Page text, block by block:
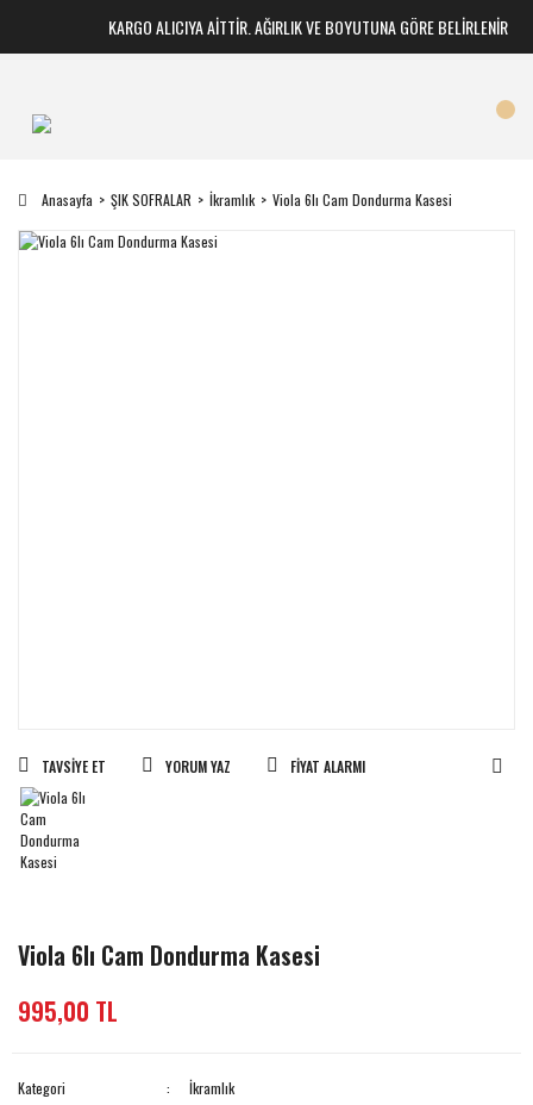
KARGO ALICIYA AİTTİR. AĞIRLIK VE BOYUTUNA GÖRE BELİRLENİR
Anasayfa ŞIK SOFRALAR İkramlık Viola 6lı Cam Dondurma Kasesi
TAVSIYE ET YORUM YAZ FIYAT ALARMI
Viola 6lı Cam Dondurma Kasesi
995,00 TL
Kategori
İkramlık